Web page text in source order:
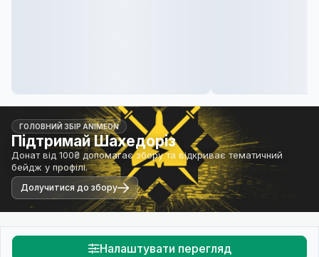
ГОЛОВНИЙ ЗБІР ANIMEON
Підтримай Шахедоріз
Донат від 100₴ допомагає збору та відкриває тематичний
бейдж у профілі.
Долучитися до збору
Налаштувати перегляд